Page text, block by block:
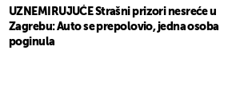
UZNEMIRUJUĆE Strašni prizori nesreće u
Zagrebu: Auto se prepolovio, jedna osoba
poginula